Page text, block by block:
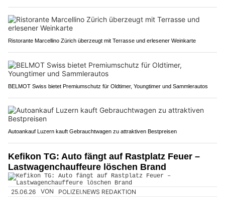
Ristorante Marcellino Zürich überzeugt mit Terrasse und erlesener Weinkarte
BELMOT Swiss bietet Premiumschutz für Oldtimer, Youngtimer und Sammlerautos
Autoankauf Luzern kauft Gebrauchtwagen zu attraktiven Bestpreisen
Kefikon TG: Auto fängt auf Rastplatz Feuer –
Lastwagenchauffeure löschen Brand
25.06.26 VON POLIZEI.NEWS REDAKTION